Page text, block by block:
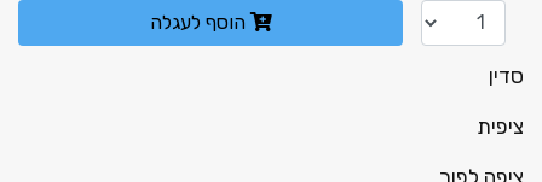
הוסף לעגלה
סדין
ציפית
ציפה לפוך